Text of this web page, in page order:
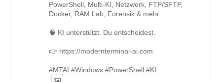
PowerShell, Multi-KI, Netzwerk, FTP/SFTP,
Docker, RAM Lab, Forensik & mehr.
🧠 KI unterstützt. Du entscheidest.
👉 https://modernterminal-ai.com
#MTAI #Windows #PowerShell #KI